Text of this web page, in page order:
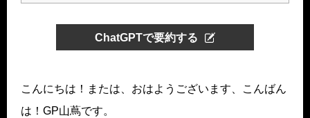
ChatGPTで要約する
こんにちは！または、おはようございます、こんばん
は！GP山蔦です。